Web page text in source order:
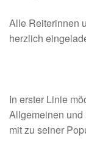
Alle Reiterinnen
herzlich
In erster Linie
Allgemeinen und
mit zu seiner